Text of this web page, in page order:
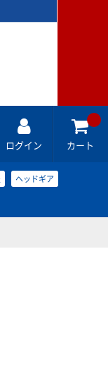
ログイン カート
ヘッドギア